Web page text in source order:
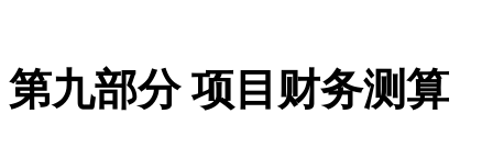
第九部分 项目财务测算